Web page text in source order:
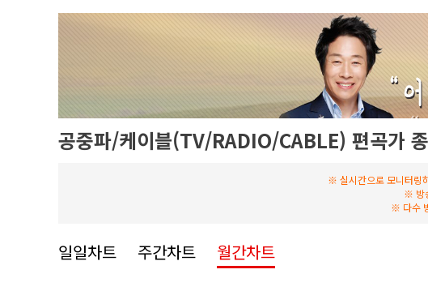
공중파/케이블(TV/RADIO/CABLE) 편곡가
※ 실시간으로 모니터링
※ 방
※ 다수
일일차트 주간차트 월간차트